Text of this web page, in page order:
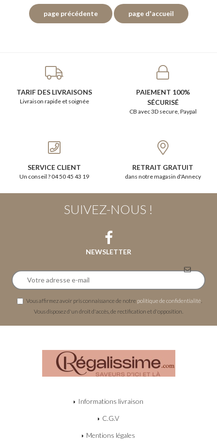
TARIF DES LIVRAISONS
Livraison rapide et soignée
PAIEMENT 100%
SÉCURISÉ
CB avec 3D secure, Paypal
SERVICE CLIENT
Un conseil ? 04 50 45 43 19
RETRAIT GRATUIT
dans notre magasin d'Annecy
SUIVEZ-NOUS !
NEWSLETTER
Vous affirmez avoir pris connaissance de notre politique de confidentialité
Vous disposez d'un droit d'accès, de rectification et d'opposition.
Informations livraison
C.G.V
Mentions légales